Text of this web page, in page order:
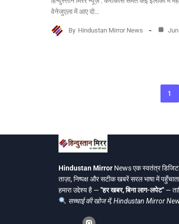
वेनेजुएला में आए दो…
By Hindustan Mirror News
1
Hindustan Mirror News एक स्वतंत्र
ताज़ा, निष्पक्ष और सटीक खबरें सरल भाषा में
हमारा उद्देश्य है —"हर खबर, बिना लाग-लपेट" —
सच्चाई की खोज में, Hindustan Mirror